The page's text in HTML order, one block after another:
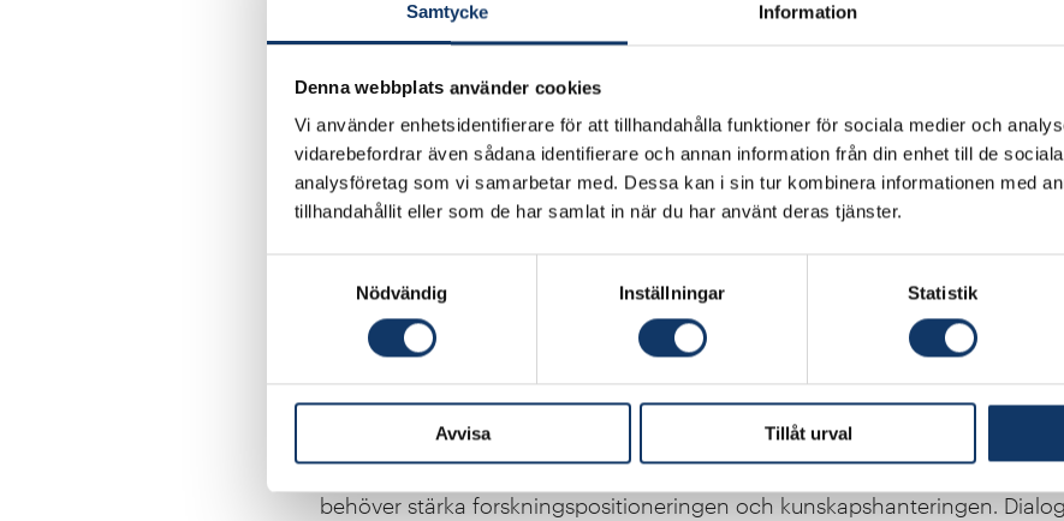
Samtycke Information
Denna webbplats använder cookies
Vi använder enhetsidentifierare för att tillhandahålla funktioner för sociala medier och
vidarebefordrar även sådana identifierare och annan information från din enhet till de
analysföretag som vi samarbetar med. Dessa kan i sin tur kombinera informationen med
tillhandahållit eller som de har samlat in när du har använt deras tjänster.
Nödvändig
Inställningar Statistik
Avvisa Tillåt urval
Cirkulär ekonomi
Chalmers tekniska högskola
Ansvarig forskare:
Mirka Kans, Peter Almström, Dan Paulin, Chami Hetti, Malin Löfving,
Sundin, Petter Alsén, Jimmy Johansson, Leon Hobro
Besök projektets webbplats
ekologiska och sociala effekter och föreslår nya samarbetsformer i
producentperspektivet, eftersom begränsad forskning finns på området,
träförädlingsindustri gynnar hela värdekedjan. Vi har en långsiktig vision
behöver stärka forskningspositioneringen och kunskapshanteringen.